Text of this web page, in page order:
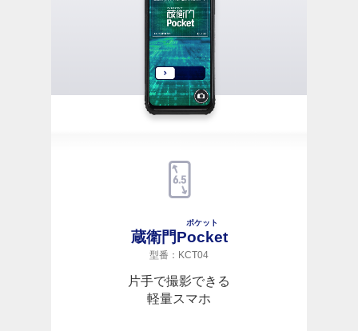
蔵衛門Pocket
ポケット
型番：KCT04
片手で撮影できる
軽量スマホ